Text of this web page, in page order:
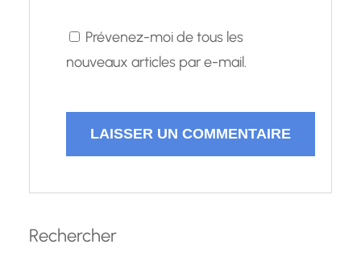
Prévenez-moi de tous les
nouveaux articles par e-mail.
Rechercher